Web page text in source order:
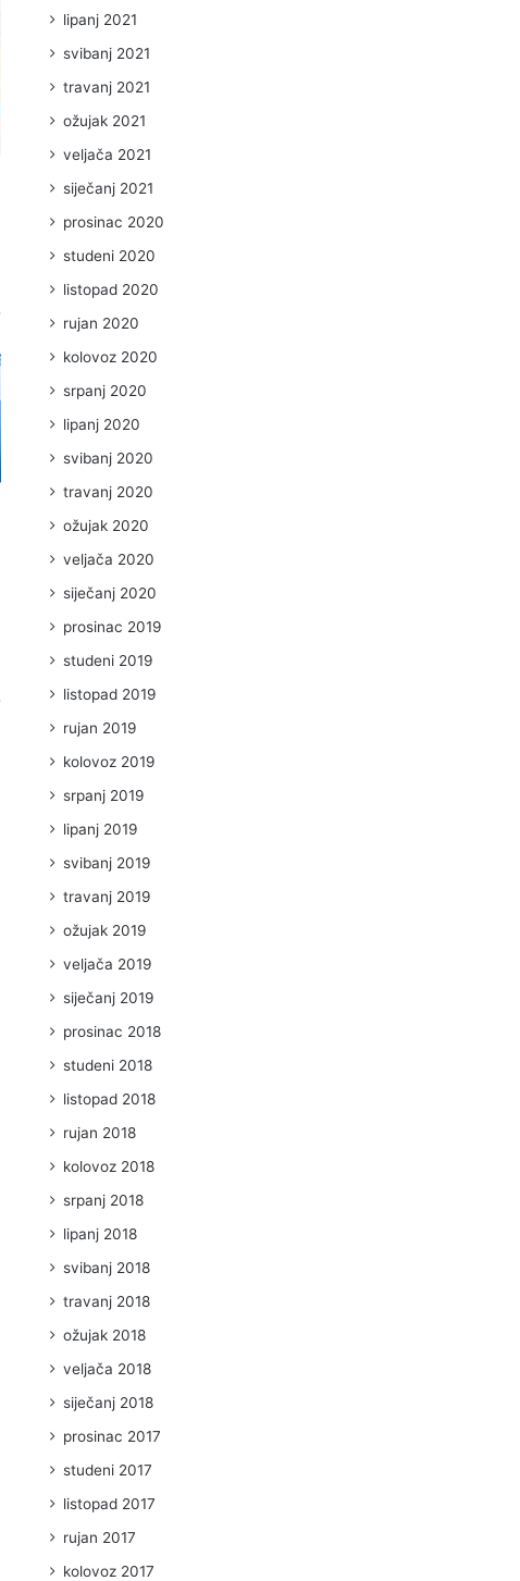
lipanj 2021
svibanj 2021
travanj 2021
ožujak 2021
veljača 2021
siječanj 2021
prosinac 2020
studeni 2020
listopad 2020
rujan 2020
kolovoz 2020
srpanj 2020
lipanj 2020
svibanj 2020
travanj 2020
ožujak 2020
veljača 2020
siječanj 2020
prosinac 2019
studeni 2019
listopad 2019
rujan 2019
kolovoz 2019
srpanj 2019
lipanj 2019
svibanj 2019
travanj 2019
ožujak 2019
veljača 2019
siječanj 2019
prosinac 2018
studeni 2018
listopad 2018
rujan 2018
kolovoz 2018
srpanj 2018
lipanj 2018
svibanj 2018
travanj 2018
ožujak 2018
veljača 2018
siječanj 2018
prosinac 2017
studeni 2017
listopad 2017
rujan 2017
kolovoz 2017